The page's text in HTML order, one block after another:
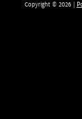
Copyright © 2026 |